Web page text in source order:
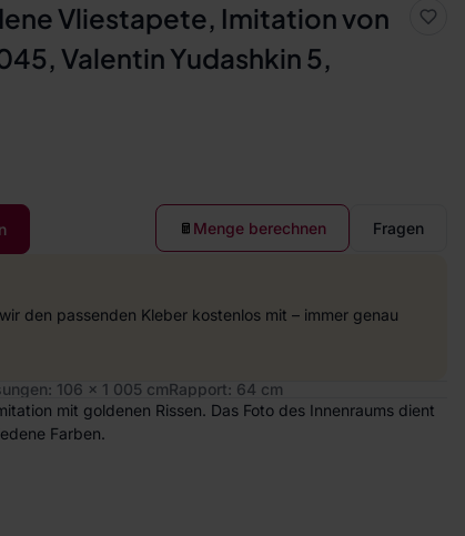
Vliestapete, Imitation von
Valentin Yudashkin 5,
Menge berechnen Fragen
den passenden Kleber kostenlos mit – immer genau
106 x 1 005 cmRapport: 64 cm
mit goldenen Rissen. Das Foto des Innenraums dient
Farben.